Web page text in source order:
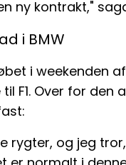
ny kontrakt,"
i BMW
i weekenden
F1. Over for
rygter, og jeg